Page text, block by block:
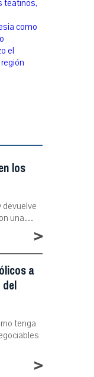
teatinos,
como
el
los
devuelve
una…
>
a
tenga
>